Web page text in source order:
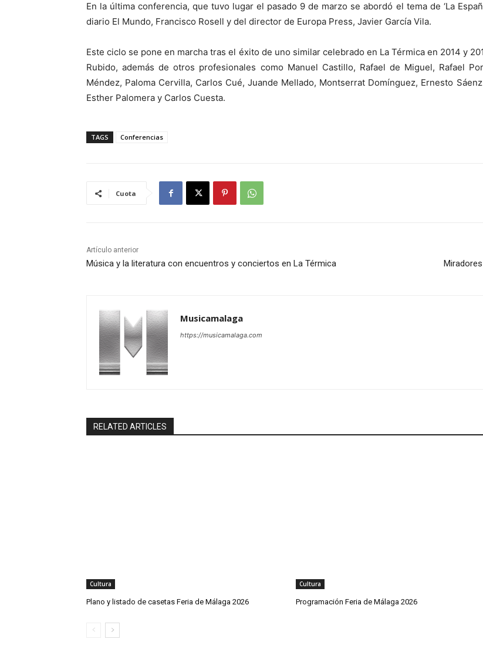
En la última conferencia, que tuvo lugar el pasado 9 de marzo se abordó el tema de ‘La
diario El Mundo, Francisco Rosell y del director de Europa Press, Javier García Vila.
Este ciclo se pone en marcha tras el éxito de uno similar celebrado en La Térmica en 2014 y
Rubido, además de otros profesionales como Manuel Castillo, Rafael de Miguel, Rafael
Méndez, Paloma Cervilla, Carlos Cué, Juande Mellado, Montserrat Domínguez, Ernesto
Esther Palomera y Carlos Cuesta.
TAGS Conferencias
Cuota
Artículo anterior
Música y la literatura con encuentros y conciertos en La Térmica
Musicamalaga
https://musicamalaga.com
RELATED ARTICLES
Cultura
Plano y listado de casetas Feria de Málaga 2026
Cultura
Programación Feria de Málaga 2026